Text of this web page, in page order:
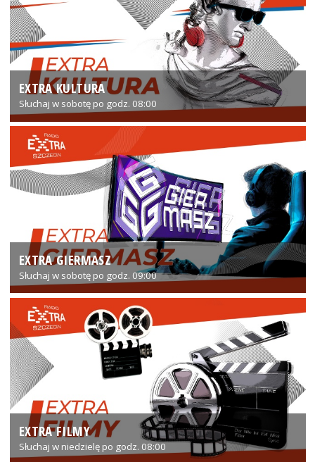
EXTRA KULTURA
Słuchaj w sobotę po godz. 08:00
EXTRA GIERMASZ
Słuchaj w sobotę po godz. 09:00
EXTRA FILMY
Słuchaj w niedzielę po godz. 08:00